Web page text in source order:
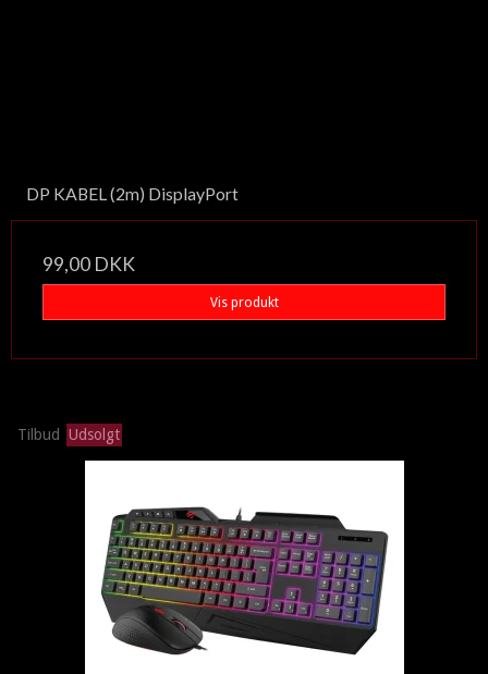
DP KABEL (2m) DisplayPort
99,00 DKK
Vis produkt
Tilbud Udsolgt